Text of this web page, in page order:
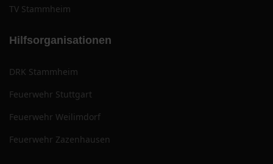
TV Stammheim
Hilfsorganisationen
DRK Stammheim
Feuerwehr Stuttgart
Feuerwehr Weilimdorf
Feuerwehr Zazenhausen